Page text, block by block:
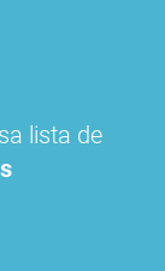
lista de